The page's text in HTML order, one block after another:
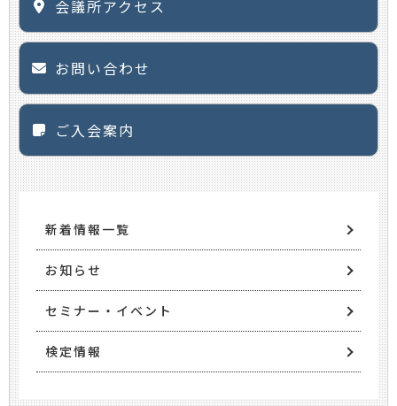
会議所アクセス
お問い合わせ
ご入会案内
新着情報一覧
お知らせ
セミナー・イベント
検定情報